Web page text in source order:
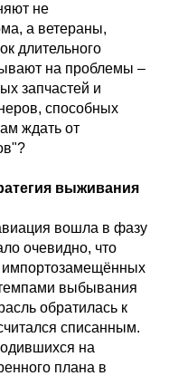
не
а ветераны,
длительного
на проблемы –
запчастей и
способных
ждать от
выживания
вошла в фазу
очевидно, что
импортозамещённых
выбывания
обратилась к
списанным.
на
плана в